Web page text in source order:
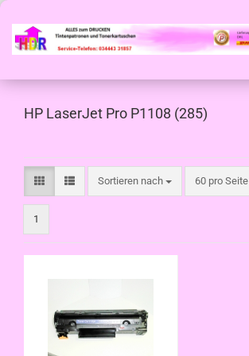
HP LaserJet Pro P1108 (285)
Sortieren nach
Sortieren nach 60 pro Seite
pro Seite
1